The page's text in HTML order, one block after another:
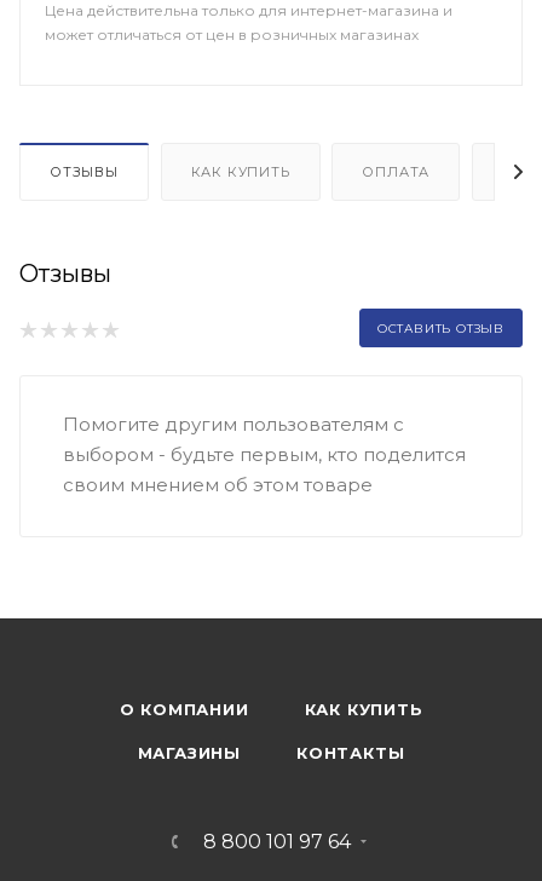
Цена действительна только для интернет-магазина и
может отличаться от цен в розничных магазинах
ОТЗЫВЫ КАК КУПИТЬ ОПЛАТА
Отзывы
ОСТАВИТЬ ОТЗЫВ
Помогите другим пользователям с
выбором - будьте первым, кто поделится
своим мнением об этом товаре
О КОМПАНИИ КАК КУПИТЬ
МАГАЗИНЫ КОНТАКТЫ
8 800 101 97 64